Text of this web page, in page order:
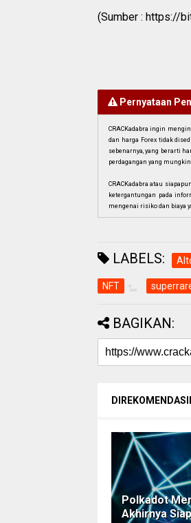
(Sumber : https://
Pernyataan
CRACKadabra ingin
dan harga Forex tidak
sebenarnya, yang berarti
perdagangan yang
CRACKadabra atau
ketergantungan pada
mengenai risiko dan biaya
LABELS:
NFT
BAGIKAN:
Polkadot
Akhirnya